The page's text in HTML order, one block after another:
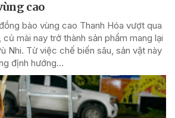
cao
bào vùng cao Thanh Hóa vượt qua
mài nay trở thành sản phẩm mang lại
Nhi. Từ việc chế biến sâu, sản vật này
định hướng...